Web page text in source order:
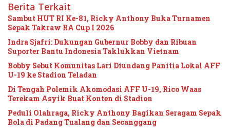
Berita Terkait
Sambut HUT RI Ke-81, Ricky Anthony Buka Turnamen
Sepak Takraw RA Cup I 2026
Indra Sjafri: Dukungan Gubernur Bobby dan Ribuan
Suporter Bantu Indonesia Taklukkan Vietnam
Bobby Sebut Komunitas Lari Diundang Panitia Lokal AFF
U-19 ke Stadion Teladan
Di Tengah Polemik Akomodasi AFF U-19, Rico Waas
Terekam Asyik Buat Konten di Stadion
Peduli Olahraga, Ricky Anthony Bagikan Seragam Sepak
Bola di Padang Tualang dan Secanggang